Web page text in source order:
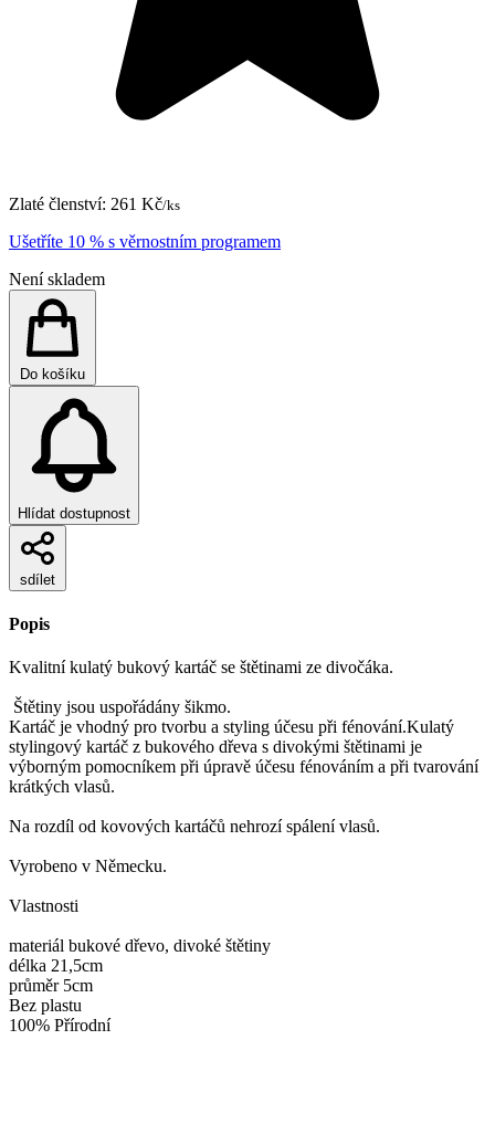
Zlaté členství: 261 Kč/ks
Ušetříte 10 % s věrnostním programem
Není skladem
Do košíku
Hlídat dostupnost
sdílet
Popis
Kvalitní kulatý bukový kartáč se štětinami ze divočáka.
Štětiny jsou uspořádány šikmo.
Kartáč je vhodný pro tvorbu a styling účesu při fénování.Kulatý
stylingový kartáč z bukového dřeva s divokými štětinami je
výborným pomocníkem při úpravě účesu fénováním a při tvarování
krátkých vlasů.
Na rozdíl od kovových kartáčů nehrozí spálení vlasů.
Vyrobeno v Německu.
Vlastnosti
materiál bukové dřevo, divoké štětiny
délka 21,5cm
průměr 5cm
Bez plastu
100% Přírodní